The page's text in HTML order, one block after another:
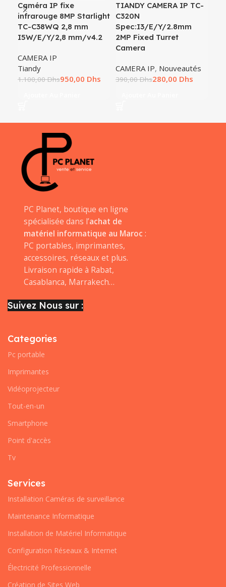
Caméra IP fixe
infrarouge 8MP Starlight
TC-C38WQ 2,8 mm
I5W/E/Y/2,8 mm/v4.2
CAMERA IP
Tiandy
1.100,00Dhs950,00 Dhs
TIANDY CAMERA IP TC-
C320N
Spec:I3/E/Y/2.8mm
2MP Fixed Turret
Camera
CAMERA IP, Nouveautés
390,00Dhs280,00 Dhs
PC Planet, boutique en ligne
spécialisée dans l’achat de
matériel informatique au Maroc :
PC portables, imprimantes,
accessoires, réseaux et plus.
Livraison rapide à Rabat,
Casablanca, Marrakech…
Suivez Nous sur :
Categories
Pc portable
Imprimantes
Vidéoprojecteur
Tout-en-un
Smartphone
Point d'accès
Tv
Services
Installation Caméras de surveillance
Maintenance Informatique
Installation de Matériel Informatique
Configuration Réseaux & Internet
Électricité Professionnelle
Création de Sites Web